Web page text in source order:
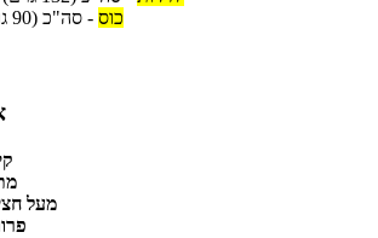
כוס - סה"כ (90 גרם)
מעל